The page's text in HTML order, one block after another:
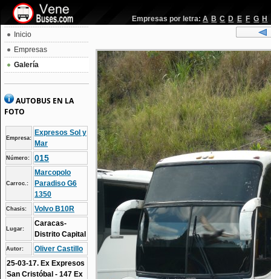
Empresas por letra: A B C D E F G H
Inicio
Empresas
Galería
AUTOBUS EN LA
FOTO
Empresa:
Expresos Sol y
Mar
Número: 015
Carroc.:
Marcopolo
Paradiso G6
1350
Chasis: Volvo B10R
Lugar:
Caracas-
Distrito Capital
Autor:
Oliver Castillo
25-03-17. Ex Expresos
San Cristóbal - 147 Ex